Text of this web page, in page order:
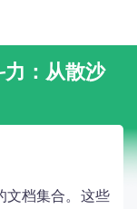
力：从散沙
文档集合。这些